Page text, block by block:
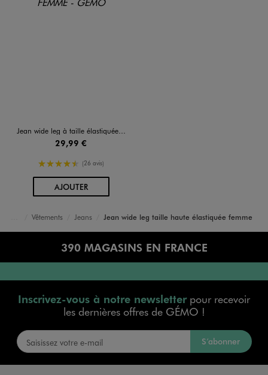
Jean wide leg à taille élastiquée et liens à nouer femme
29,99 €
4.5/5 de moyenne
(26 avis)
AJOUTERAU PANIER
Vêtements Jeans Jean wide leg taille haute élastiquée femme
390 MAGASINS EN FRANCE
Inscrivez-vous à notre newsletterpour recevoir
les dernières offres de GÉMO !
S’abonner